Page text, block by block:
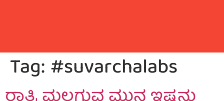
Tag:#suvarchalabs